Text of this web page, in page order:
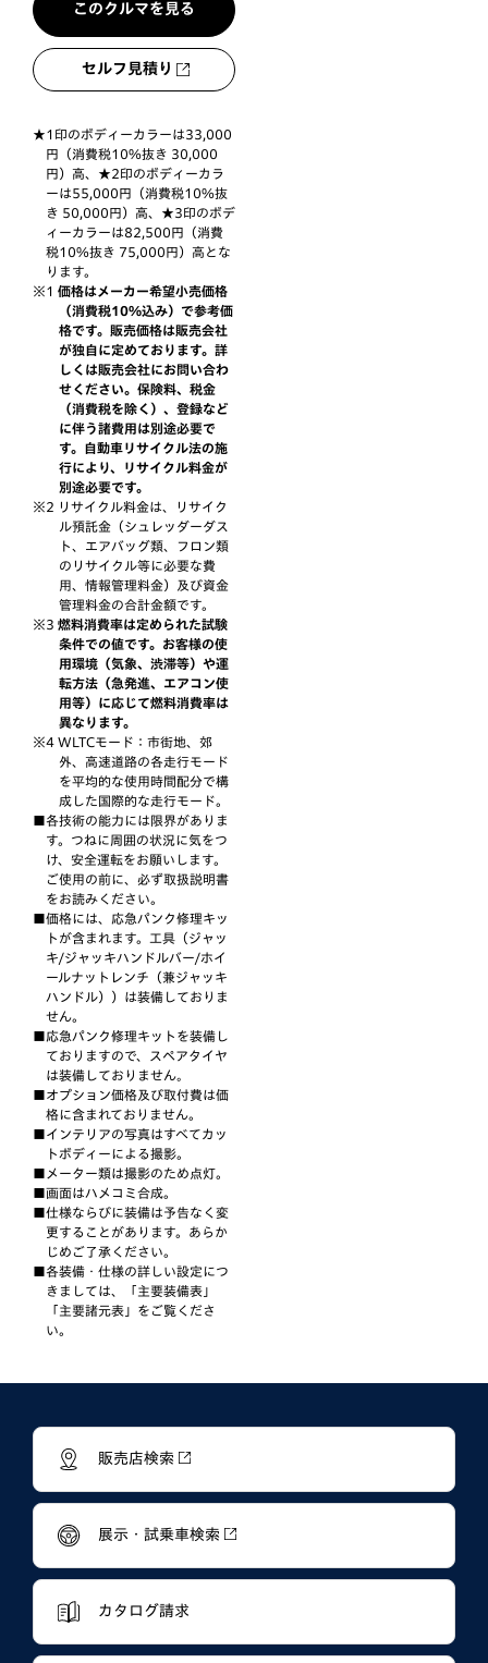
このクルマを見る
セルフ見積り
1印のボディーカラーは33,000
円（消費税10%抜き 30,000
円）高、★2印のボディーカラ
ーは55,000円（消費税10%抜
き 50,000円）高、★3印のボデ
ィーカラーは82,500円（消費
税10%抜き 75,000円）高とな
ります。
価格はメーカー希望小売価格
（消費税10%込み）で参考価
格です。販売価格は販売会社
が独自に定めております。詳
しくは販売会社にお問い合わ
せください。保険料、税金
（消費税を除く）、登録など
に伴う諸費用は別途必要で
す。自動車リサイクル法の施
行により、リサイクル料金が
別途必要です。
リサイクル料金は、リサイク
ル預託金（シュレッダーダス
ト、エアバッグ類、フロン類
のリサイクル等に必要な費
用、情報管理料金）及び資金
管理料金の合計金額です。
燃料消費率は定められた試験
条件での値です。お客様の使
用環境（気象、渋滞等）や運
転方法（急発進、エアコン使
用等）に応じて燃料消費率は
異なります。
WLTCモード：市街地、郊
外、高速道路の各走行モード
を平均的な使用時間配分で構
成した国際的な走行モード。
各技術の能力には限界がありま
す。つねに周囲の状況に気をつ
け、安全運転をお願いします。
ご使用の前に、必ず取扱説明書
をお読みください。
価格には、応急パンク修理キッ
トが含まれます。工具（ジャッ
キ/ジャッキハンドルバー/ホイ
ールナットレンチ（兼ジャッキ
ハンドル））は装備しておりま
せん。
応急パンク修理キットを装備し
ておりますので、スペアタイヤ
は装備しておりません｡
オプション価格及び取付費は価
格に含まれておりません。
インテリアの写真はすべてカッ
トボディーによる撮影。
メーター類は撮影のため点灯。
画面はハメコミ合成。
仕様ならびに装備は予告なく変
更することがあります。あらか
じめご了承ください。
各装備・仕様の詳しい設定につ
きましては、「主要装備表」
「主要諸元表」をご覧くださ
い。
販売店検索
展示・試乗車検索
カタログ請求